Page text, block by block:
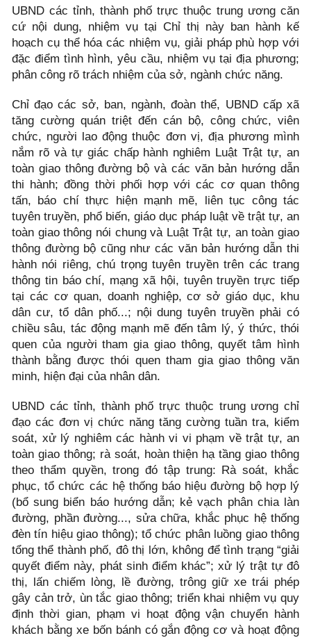
UBND các tỉnh, thành phố trực thuộc trung ương căn
cứ nội dung, nhiệm vụ tại Chỉ thị này ban hành kế
hoạch cụ thể hóa các nhiệm vụ, giải pháp phù hợp với
đặc điểm tình hình, yêu cầu, nhiệm vụ tại địa phương;
phân công rõ trách nhiệm của sở, ngành chức năng.
Chỉ đạo các sở, ban, ngành, đoàn thể, UBND cấp xã
tăng cường quán triệt đến cán bộ, công chức, viên
chức, người lao động thuộc đơn vị, địa phương mình
nắm rõ và tự giác chấp hành nghiêm Luật Trật tự, an
toàn giao thông đường bộ và các văn bản hướng dẫn
thi hành; đồng thời phối hợp với các cơ quan thông
tấn, báo chí thực hiện mạnh mẽ, liên tục công tác
tuyên truyền, phổ biến, giáo dục pháp luật về trật tự, an
toàn giao thông nói chung và Luật Trật tự, an toàn giao
thông đường bộ cũng như các văn bản hướng dẫn thi
hành nói riêng, chú trọng tuyên truyền trên các trang
thông tin báo chí, mạng xã hội, tuyên truyền trực tiếp
tại các cơ quan, doanh nghiệp, cơ sở giáo dục, khu
dân cư, tổ dân phố...; nội dung tuyên truyền phải có
chiều sâu, tác động mạnh mẽ đến tâm lý, ý thức, thói
quen của người tham gia giao thông, quyết tâm hình
thành bằng được thói quen tham gia giao thông văn
minh, hiện đại của nhân dân.
UBND các tỉnh, thành phố trực thuộc trung ương chỉ
đạo các đơn vị chức năng tăng cường tuần tra, kiểm
soát, xử lý nghiêm các hành vi vi phạm về trật tự, an
toàn giao thông; rà soát, hoàn thiện hạ tầng giao thông
theo thẩm quyền, trong đó tập trung: Rà soát, khắc
phục, tổ chức các hệ thống báo hiệu đường bộ hợp lý
(bổ sung biển báo hướng dẫn; kẻ vạch phân chia làn
đường, phần đường..., sửa chữa, khắc phục hệ thống
đèn tín hiệu giao thông); tổ chức phân luồng giao thông
tổng thể thành phố, đô thị lớn, không để tình trạng “giải
quyết điểm này, phát sinh điểm khác”; xử lý trật tự đô
thị, lấn chiếm lòng, lề đường, trông giữ xe trái phép
gây cản trở, ùn tắc giao thông; triển khai nhiệm vụ quy
định thời gian, phạm vi hoạt động vận chuyển hành
khách bằng xe bốn bánh có gắn động cơ và hoạt động